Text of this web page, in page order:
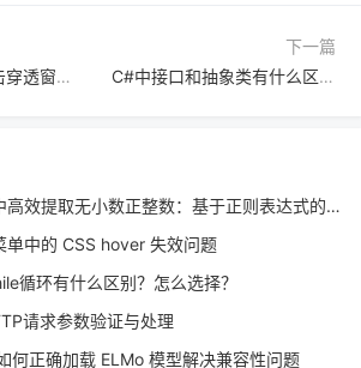
C#怎么实现鼠标点击穿透窗口？C#如何设置透明区域响应点击
下一篇
C#中接口和抽象类有什么区别？实际开发中该如何选择使用
提取无小数正整数：基于正则表达式的实现指南
单中的 CSS hover 失效问题
循环有什么区别？怎么选择？
请求参数验证与处理
何正确加载 ELMo 模型解决兼容性问题